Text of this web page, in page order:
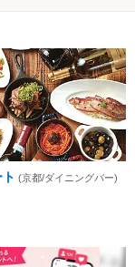
(京都/ダイニングバー)